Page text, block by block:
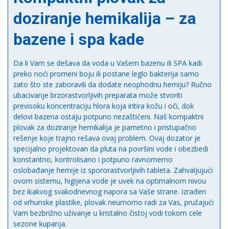
doziranje hemikalija – za
bazene i spa kade
Da li Vam se dešava da voda u Vašem bazenu ili SPA kadi
preko noći promeni boju ili postane leglo bakterija samo
zato što ste zaboravili da dodate neophodnu hemiju? Ručno
ubacivanje brzorastvorljivih preparata može stvoriti
previsoku koncentraciju hlora koja iritira kožu i oči, dok
delovi bazena ostaju potpuno nezaštićeni. Naš kompaktni
plovak za doziranje hemikalija je pametno i pristupačno
rešenje koje trajno rešava ovaj problem. Ovaj dozator je
specijalno projektovan da pluta na površini vode i obezbedi
konstantno, kontrolisano i potpuno ravnomerno
oslobađanje hemije iz spororastvorljivih tableta. Zahvaljujući
ovom sistemu, higijena vode je uvek na optimalnom nivou
bez ikakvog svakodnevnog napora sa Vaše strane. Izrađen
od vrhunske plastike, plovak neumorno radi za Vas, pružajući
Vam bezbrižno uživanje u kristalno čistoj vodi tokom cele
sezone kupanja.